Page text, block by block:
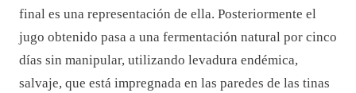
final es una representación de ella. Posteriormente el
jugo obtenido pasa a una fermentación natural por cinco
días sin manipular, utilizando levadura endémica,
salvaje, que está impregnada en las paredes de las tinas